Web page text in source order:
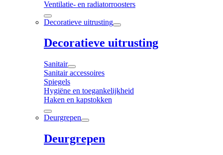
Ventilatie- en radiatorroosters
Decoratieve uitrusting
Decoratieve uitrusting
Sanitair
Sanitair accessoires
Spiegels
Hygiëne en toegankelijkheid
Haken en kapstokken
Deurgrepen
Deurgrepen